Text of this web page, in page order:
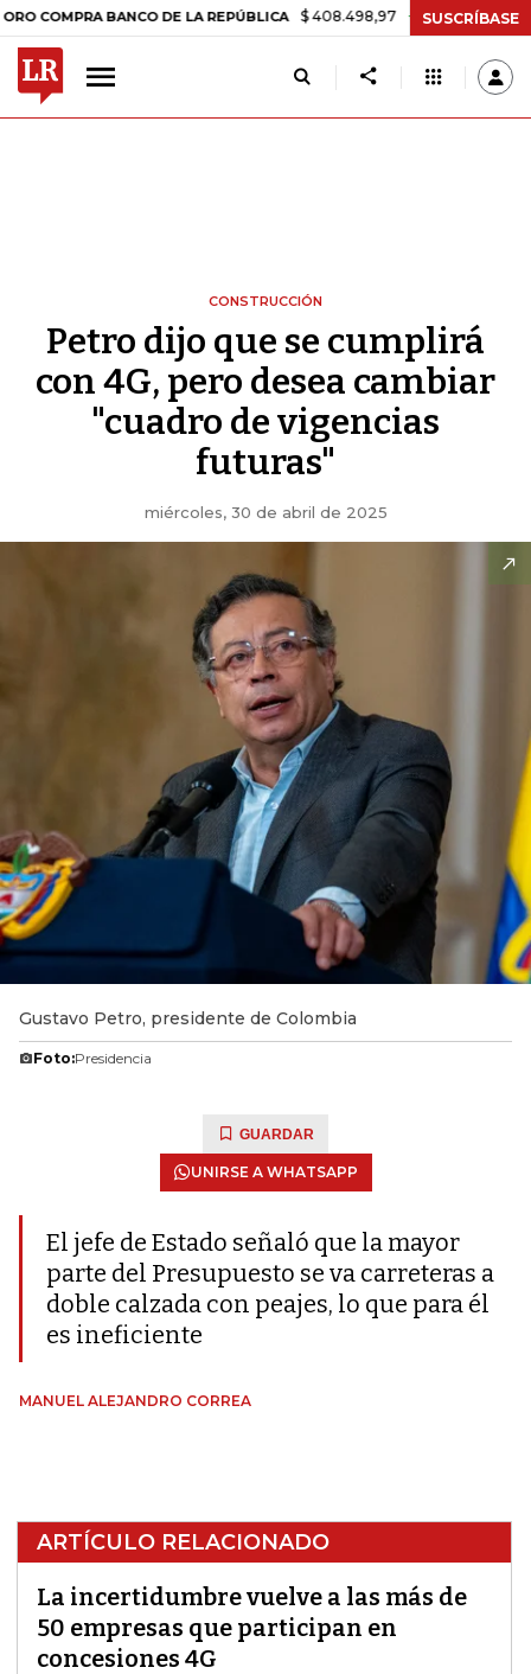
BANCO DE LA REPÚBLICA $ 408.498,97 +$ 8.753,81 +2,19%
SUSCRÍBASE
CONSTRUCCIÓN
Petro dijo que se cumplirá
con 4G, pero desea cambiar
"cuadro de vigencias
futuras"
miércoles, 30 de abril de 2025
Gustavo Petro, presidente de Colombia
Foto:Presidencia
GUARDAR
UNIRSE A WHATSAPP
El jefe de Estado señaló que la mayor
parte del Presupuesto se va carreteras a
doble calzada con peajes, lo que para él
es ineficiente
MANUEL ALEJANDRO CORREA
ARTÍCULO RELACIONADO
La incertidumbre vuelve a las más de
50 empresas que participan en
concesiones 4G